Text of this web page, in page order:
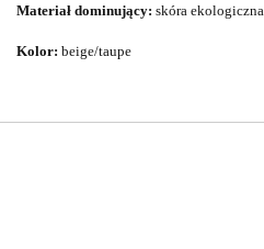
Materiał dominujący: skóra ekologiczna
Kolor: beige/taupe